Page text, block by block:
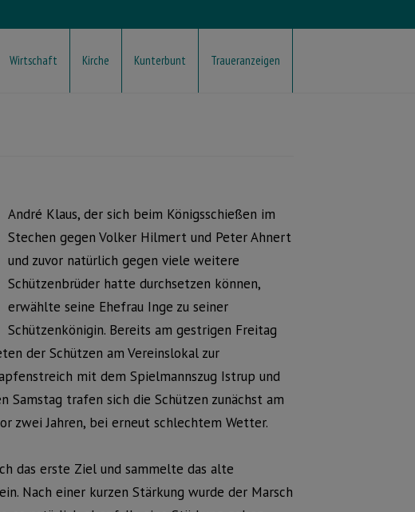
Wirtschaft Kirche Kunterbunt Traueranzeigen
André Klaus, der sich beim Königsschießen im
Stechen gegen Volker Hilmert und Peter Ahnert
und zuvor natürlich gegen viele weitere
Schützenbrüder hatte durchsetzen können,
erwählte seine Ehefrau Inge zu seiner
Schützenkönigin. Bereits am gestrigen Freitag
der Schützen am Vereinslokal zur
mit dem Spielmannszug Istrup und
Samstag trafen sich die Schützen zunächst am
zwei Jahren, bei erneut schlechtem Wetter.
das erste Ziel und sammelte das alte
Nach einer kurzen Stärkung wurde der Marsch